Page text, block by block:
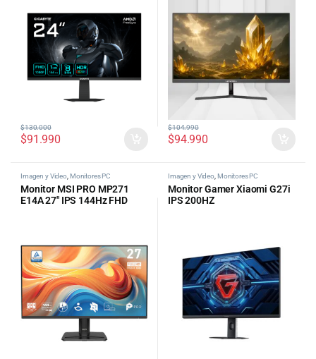
$91.990
$130.000
$94.990
$104.990
Imagen y Video Monitores PC
Monitor MSI PRO MP271
E14A 27″ IPS 144Hz FHD
Imagen y Video Monitores PC
Monitor Gamer Xiaomi G27i
IPS 200HZ